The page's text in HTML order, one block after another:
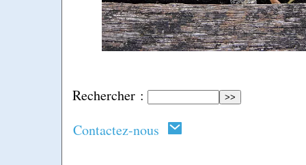
Rechercher :
Contactez-nous